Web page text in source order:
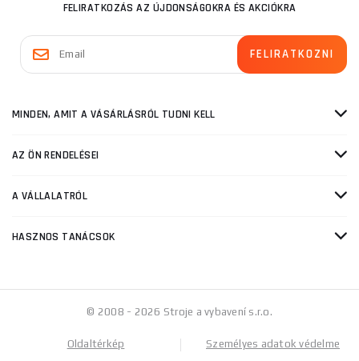
FELIRATKOZÁS AZ ÚJDONSÁGOKRA ÉS AKCIÓKRA
MINDEN, AMIT A VÁSÁRLÁSRÓL TUDNI KELL
AZ ÖN RENDELÉSEI
A VÁLLALATRÓL
HASZNOS TANÁCSOK
© 2008 - 2026 Stroje a vybavení s.r.o.
Oldaltérkép Személyes adatok védelme